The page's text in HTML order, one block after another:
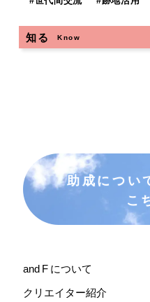
知る Know
助成につい
こ
and F について
クリエイター紹介